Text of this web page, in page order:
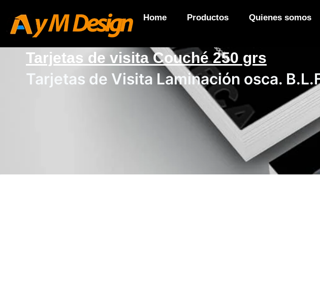
Home Productos Quienes somos
Tarjetas de visita Couché 250 grs
Tarjetas de Visita Laminación osca.